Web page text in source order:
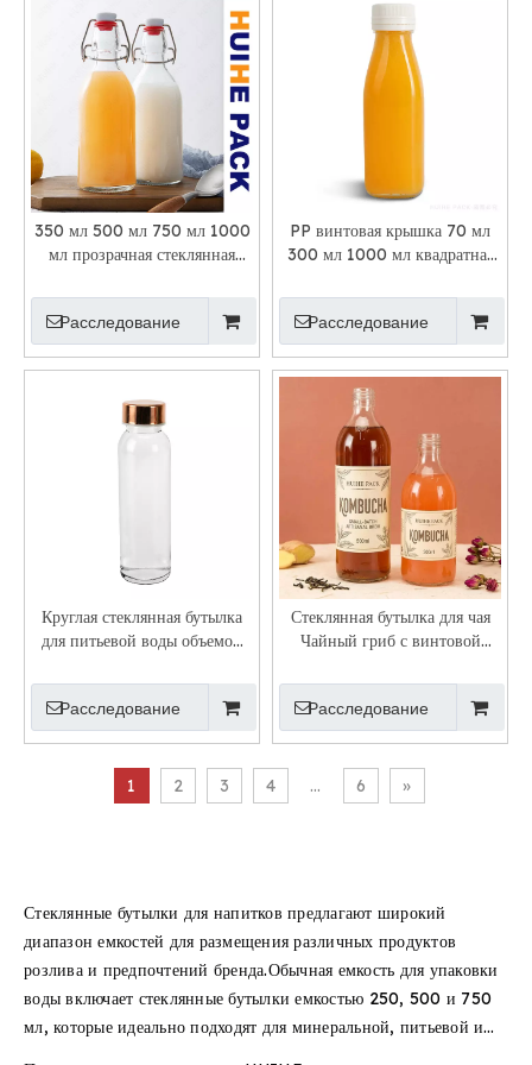
350 мл 500 мл 750 мл 1000
мл прозрачная стеклянная
поворотной крышкой
Расследование
PP винтовая крышка 70 мл
300 мл 1000 мл квадратная
Расследование
Круглая стеклянная бутылка
для питьевой воды объемом
крышкой
Расследование
Стеклянная бутылка для чая
Чайный гриб с винтовой
Расследование
1 2 3 4 ... 6 »
Стеклянные бутылки для напитков предлагают широкий
диапазон емкостей для размещения различных продуктов
розлива и предпочтений бренда.Обычная емкость для упаковки
воды включает стеклянные бутылки емкостью 250, 500 и 750
мл, которые идеально подходят для минеральной, питьевой и